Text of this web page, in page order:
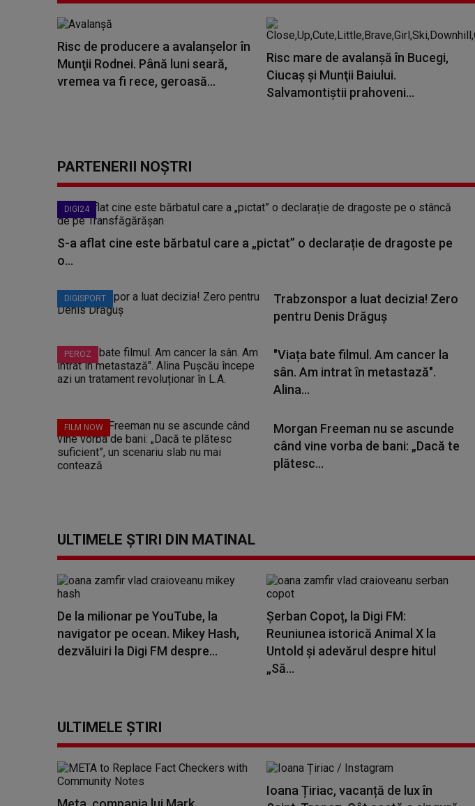
Risc de producere a avalanşelor în
Munţii Rodnei. Până luni seară,
vremea va fi rece, geroasă...
Risc mare de avalanşă în Bucegi,
Ciucaş şi Munţii Baiului.
Salvamontiştii prahoveni...
PARTENERII NOȘTRI
DIGI24
S-a aflat cine este bărbatul care a „pictat” o declarație de dragoste pe
o...
DIGISPORT
Trabzonspor a luat decizia! Zero
pentru Denis Drăguș
PEROZ
"Viața bate filmul. Am cancer la
sân. Am intrat în metastază".
Alina...
FILM NOW
Morgan Freeman nu se ascunde
când vine vorba de bani: „Dacă te
plătesc...
ULTIMELE ȘTIRI DIN MATINAL
De la milionar pe YouTube, la
navigator pe ocean. Mikey Hash,
dezvăluiri la Digi FM despre...
Șerban Copoț, la Digi FM:
Reuniunea istorică Animal X la
Untold și adevărul despre hitul
„Să...
ULTIMELE ȘTIRI
Ioana Țiriac, vacanță de lux în